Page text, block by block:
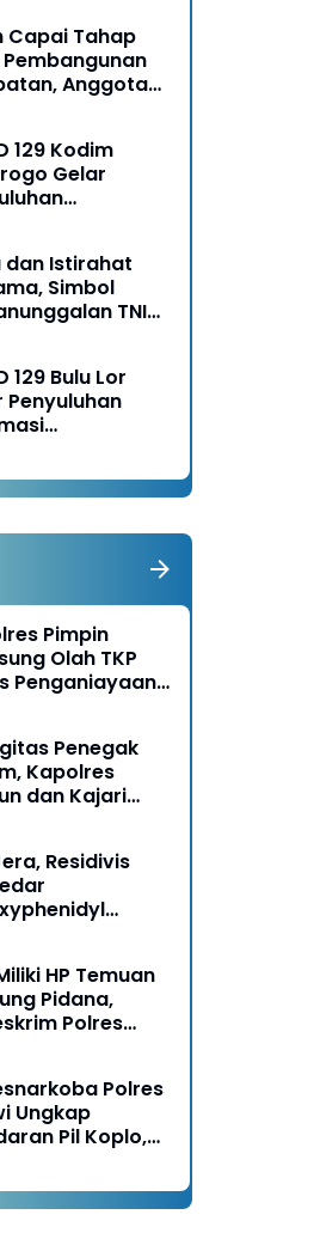
KTT G20 Di
Kuta, Seminyak dan
Capai Tahap
Anggota
129 Kodim
Gelar
dan Istirahat
Simbol
TNI
129 Bulu Lor
Penyuluhan
NIB SERGAPP
Pimpin
Olah TKP
Penganiayaan
Penegak
Kapolres
dan Kajari
Residivis
HP Temuan
Pidana,
Polres
Polres
Ungkap
Pil Koplo,